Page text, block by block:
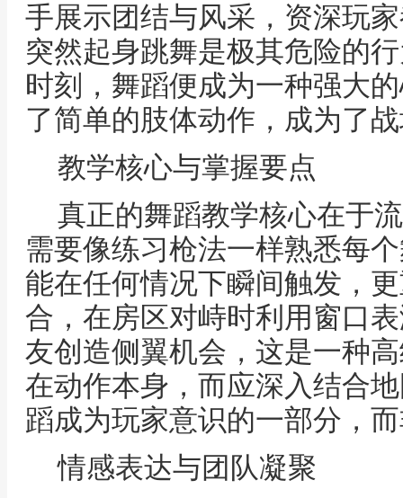
手展示团结与风采，资深玩
突然起身跳舞是极其危险的
时刻，舞蹈便成为一种强大
了简单的肢体动作，成为了
教学核心与掌握要点
真正的舞蹈教学核心在于
需要像练习枪法一样熟悉每
能在任何情况下瞬间触发，
合，在房区对峙时利用窗口
友创造侧翼机会，这是一种
在动作本身，而应深入结合
蹈成为玩家意识的一部分，
情感表达与团队凝聚